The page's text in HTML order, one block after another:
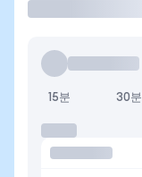
15분 30분